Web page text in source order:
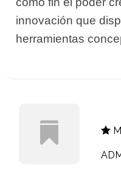
innovación que
herramientas